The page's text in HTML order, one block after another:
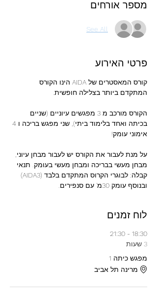
מספר אורחים
See All
פרטי האירוע
קורס המאסטרים של AIDA הינו הקורס
המתקדם ביותר בצלילה חופשית.
הקורס מורכב מ 3 מפגשים עיוניים (שניים
אימוני עומק!
על מנת לעבור את הקורס יש לעבור מבחן עיוני,
מבחן מעשי בבריכה ומבחן מעשי בעומק. תנאי
קבלה: לבוגרי הקרוס המתקדם בלבד (AIDA3)
ובנוסף עומק 30מ' עם סנפירים.
לוח זמנים
18:30 - 21:30
3 שעות
מפגש כיתה 1
מרינה תל אביב